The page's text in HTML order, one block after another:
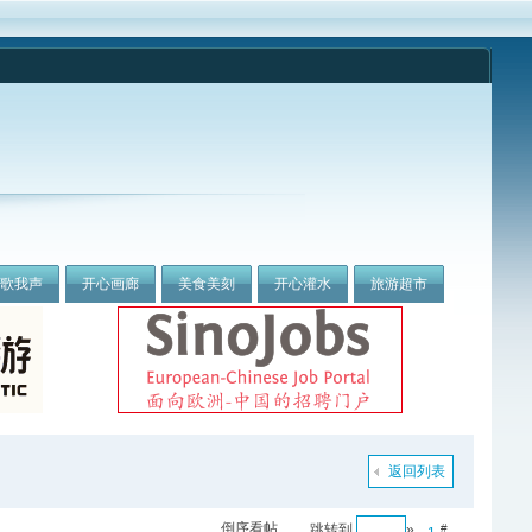
我声 开心画廊 美食美刻 开心灌水 旅游超市
返回列表
#
倒序看帖